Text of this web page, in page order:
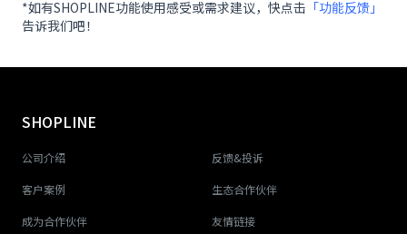
*如有SHOPLINE功能使用感受或需求建议，快点击 「功能反馈」
告诉我们吧！
SHOPLINE
公司介绍 反馈&投诉
客户案例 生态合作伙伴
成为合作伙伴 友情链接